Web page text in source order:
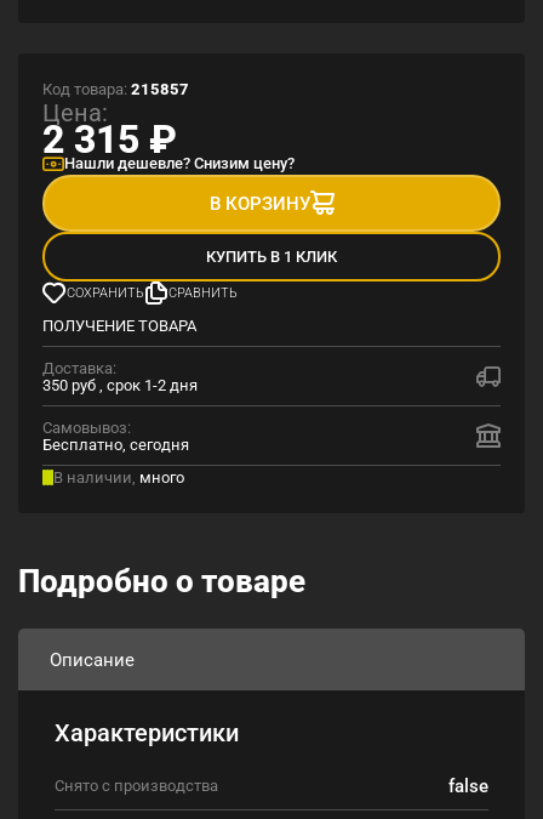
Код товара: 215857
Цена:
2 315 ₽
Нашли дешевле? Снизим цену?
В КОРЗИНУ
КУПИТЬ В 1 КЛИК
СОХРАНИТЬ СРАВНИТЬ
ПОЛУЧЕНИЕ ТОВАРА
Доставка:
350 руб , срок 1-2 дня
Самовывоз:
Бесплатно, сегодня
В наличии, много
Подробно о товаре
Описание
Характеристики
Снято с производства false